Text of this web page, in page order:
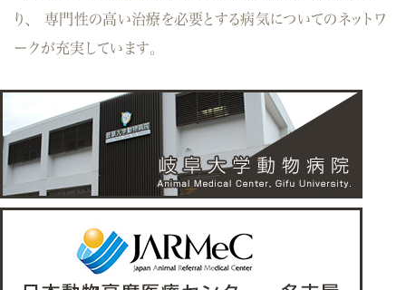
り、
専門性の高い治療を必要とする病気についてのネットワ
ークが充実しています。